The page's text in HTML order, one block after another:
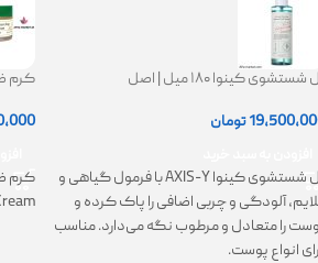
کینوا ۱۸۰ میل | اصل
تومان
ژل شستشوی کینوا AXIS-Y با فرمول گیاهی و
آلودگی و چربی اضافی را پاک کرده و
را متعادل و مرطوب نگه می‌دارد. مناسب
انواع پوست.
کرم